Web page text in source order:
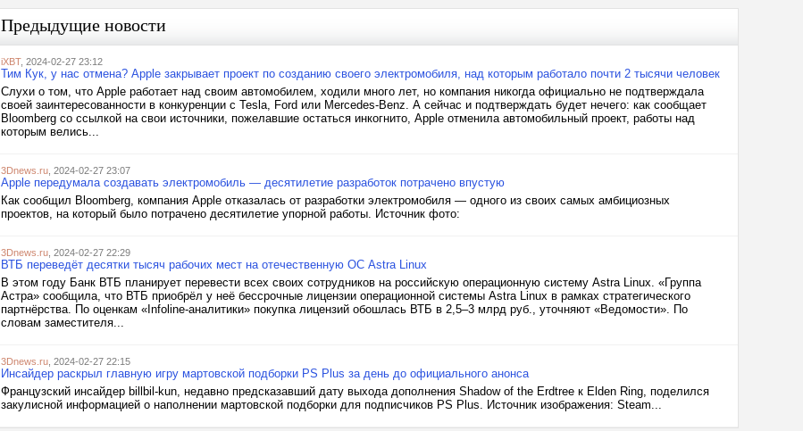
Предыдущие новости
iXBT, 2024-02-27 23:12
Тим Кук, у нас отмена? Apple закрывает проект по созданию своего электромобиля, над которым работало почти 2 тысячи человек
Слухи о том, что Apple работает над своим автомобилем, ходили много лет, но компания никогда официально не подтверждала
своей заинтересованности в конкуренции с Tesla, Ford или Mercedes-Benz. А сейчас и подтверждать будет нечего: как сообщает
Bloomberg со ссылкой на свои источники, пожелавшие остаться инкогнито, Apple отменила автомобильный проект, работы над
которым велись...
3Dnews.ru , 2024-02-27 23:07
Apple передумала создавать электромобиль — десятилетие разработок потрачено впустую
Как сообщил Bloomberg, компания Apple отказалась от разработки электромобиля — одного из своих самых амбициозных
проектов, на который было потрачено десятилетие упорной работы. Источник фото:
3Dnews.ru , 2024-02-27 22:29
ВТБ переведёт десятки тысяч рабочих мест на отечественную ОС Astra Linux
В этом году Банк ВТБ планирует перевести всех своих сотрудников на российскую операционную систему Astra Linux. «Группа
Астра» сообщила, что ВТБ приобрёл у неё бессрочные лицензии операционной системы Astra Linux в рамках стратегического
партнёрства. По оценкам «Infoline-аналитики» покупка лицензий обошлась ВТБ в 2,5–3 млрд руб., уточняют «Ведомости». По
словам заместителя...
3Dnews.ru , 2024-02-27 22:15
Инсайдер раскрыл главную игру мартовской подборки PS Plus за день до официального анонса
Французский инсайдер billbil-kun, недавно предсказавший дату выхода дополнения Shadow of the Erdtree к Elden Ring, поделился
закулисной информацией о наполнении мартовской подборки для подписчиков PS Plus. Источник изображения: Steam...